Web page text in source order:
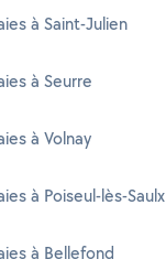
à Saint-Julien
à Seurre
à Volnay
à Poiseul-lès-Saulx
à Bellefond